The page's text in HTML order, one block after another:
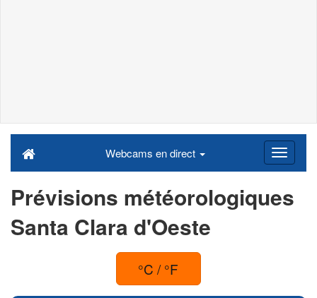
Webcams en direct
Prévisions météorologiques
Santa Clara d'Oeste
°C / °F